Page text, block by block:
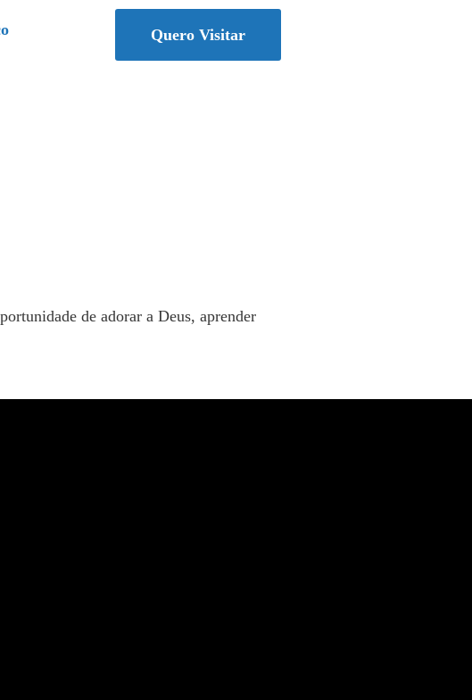
Quero Visitar
de adorar a Deus, aprender